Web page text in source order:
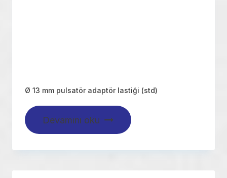
Ø 13 mm pulsatör adaptör lastiği (std)
Devamını oku